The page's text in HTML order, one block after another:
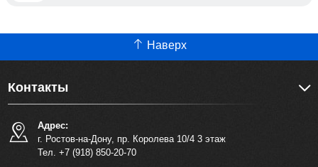
Наверх
Контакты
Адрес:
г. Ростов-на-Дону, пр. Королева 10/4 3 этаж
Тел. +7 (918) 850-20-70